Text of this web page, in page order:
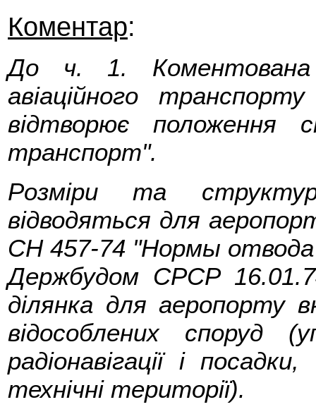
Коментар:
До ч. 1. Коментована
авіаційного
відтворює
транспорт".
Розміри та
відводяться для
СН 457-74 "Нормы
Держбудом СРСР
ділянка для аеропорту
відособлених споруд
радіонавігації і
технічні території).